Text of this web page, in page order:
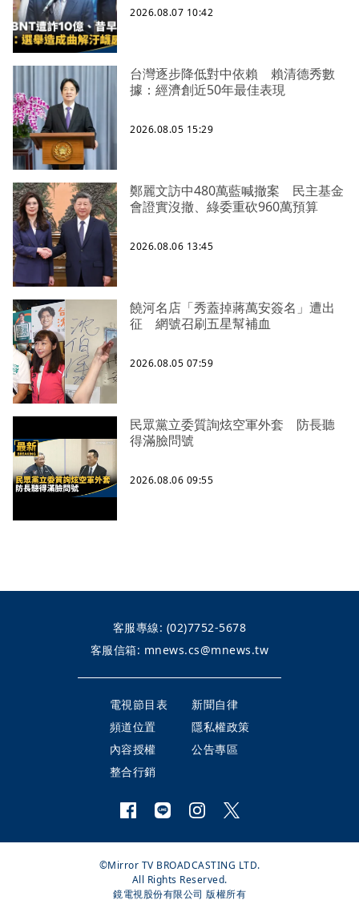
2026.08.07 10:42
台灣逐步降低對中依賴 賴清德秀數
據：經濟創近50年最佳表現
2026.08.05 15:29
鄭麗文訪中480萬藍喊撤案 民主基金
會證實沒撤、綠委重砍960萬預算
2026.08.06 13:45
饒河名店「秀蓋掉蔣萬安簽名」遭出
征 網號召刷五星幫補血
2026.08.05 07:59
民眾黨立委質詢炫空軍外套 防長聽
得滿臉問號
2026.08.06 09:55
客服專線: (02)7752-5678
客服信箱: mnews.cs@mnews.tw
電視節目表
新聞自律
頻道位置
隱私權政策
內容授權
公告專區
整合行銷
©Mirror TV BROADCASTING LTD.
All Rights Reserved.
鏡電視股份有限公司 版權所有